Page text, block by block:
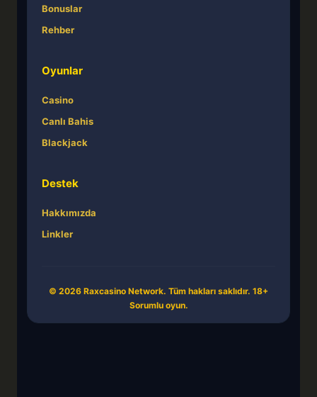
Bonuslar
Rehber
Oyunlar
Casino
Canlı Bahis
Blackjack
Destek
Hakkımızda
Linkler
© 2026 Raxcasino Network. Tüm hakları saklıdır. 18+
Sorumlu oyun.